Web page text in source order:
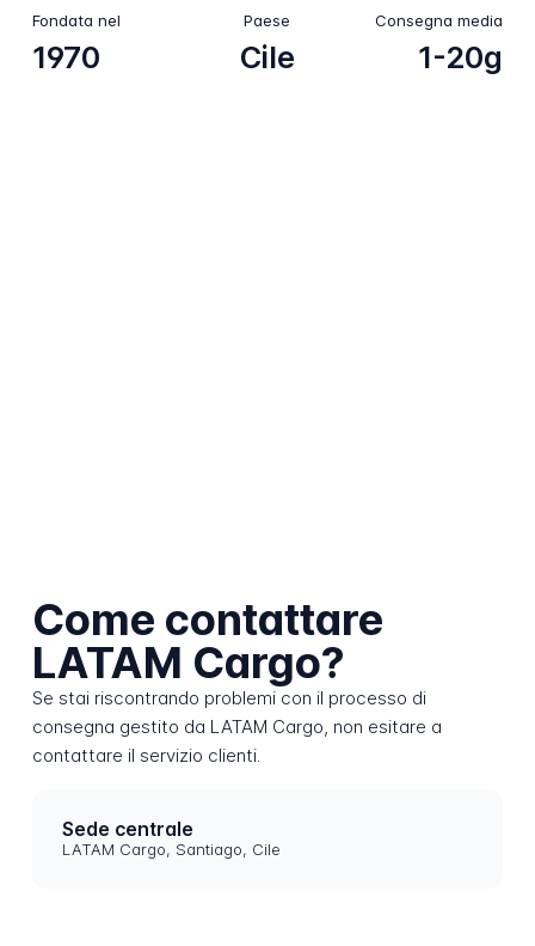
Fondata nel
1970
Paese
Cile
Consegna media
1-20g
Come contattare
LATAM Cargo?
Se stai riscontrando problemi con il processo di
consegna gestito da LATAM Cargo, non esitare a
contattare il servizio clienti.
Sede centrale
LATAM Cargo, Santiago, Cile